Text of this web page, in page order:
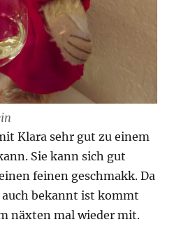
Klara sehr gut zu einem
Sie kann sich gut
feinen geschmakk. Da
bekannt ist kommt
näxten mal wieder mit.